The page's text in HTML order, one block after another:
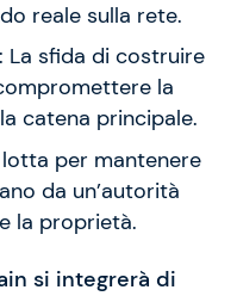
reale sulla rete.
: La sfida di costruire
la
catena principale.
lotta per mantenere
da un’autorità
la proprietà.
si integrerà di